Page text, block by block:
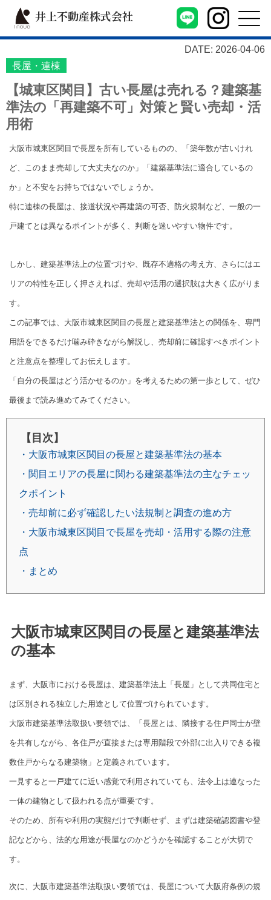
井上不動産株式会社
DATE: 2026-04-06
長屋・連棟
【城東区関目】古い長屋は売れる？建築基
準法の「再建築不可」対策と賢い売却・活
用術
大阪市城東区関目で長屋を所有しているものの、「築年数が古いけれ
ど、このまま売却して大丈夫なのか」「建築基準法に適合しているの
か」と不安をお持ちではないでしょうか。
特に連棟の長屋は、接道状況や再建築の可否、防火規制など、一般の一
戸建てとは異なるポイントが多く、判断を迷いやすい物件です。
しかし、建築基準法上の位置づけや、既存不適格の考え方、さらにはエ
リアの特性を正しく押さえれば、売却や活用の選択肢は大きく広がりま
す。
この記事では、大阪市城東区関目の長屋と建築基準法との関係を、専門
用語をできるだけ噛み砕きながら解説し、売却前に確認すべきポイント
と注意点を整理してお伝えします。
「自分の長屋はどう活かせるのか」を考えるための第一歩として、ぜひ
最後まで読み進めてみてください。
【目次】
・大阪市城東区関目の長屋と建築基準法の基本
・関目エリアの長屋に関わる建築基準法の主なチェッ
クポイント
・売却前に必ず確認したい法規制と調査の進め方
・大阪市城東区関目で長屋を売却・活用する際の注意
点
・まとめ
大阪市城東区関目の長屋と建築基準法
の基本
まず、大阪市における長屋は、建築基準法上「長屋」として共同住宅と
は区別される独立した用途として位置づけられています。
大阪市建築基準法取扱い要領では、「長屋とは、隣接する住戸同士が壁
を共有しながら、各住戸が直接または専用階段で外部に出入りできる複
数住戸からなる建築物」と定義されています。
一見すると一戸建てに近い感覚で利用されていても、法令上は連なった
一体の建物として扱われる点が重要です。
そのため、所有や利用の実態だけで判断せず、まずは建築確認図書や登
記などから、法的な用途が長屋なのかどうかを確認することが大切で
す。
次に、大阪市建築基準法取扱い要領では、長屋について大阪府条例の規